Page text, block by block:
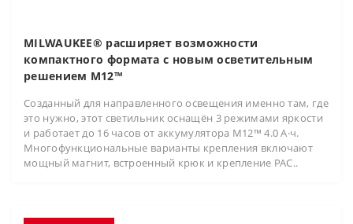
MILWAUKEE® расширяет возможности
компактного формата с новым осветительным
решением M12™
Созданный для направленного освещения именно там, где
это нужно, этот светильник оснащён 3 режимами яркости
и работает до 16 часов от аккумулятора M12™ 4.0 А·ч.
Многофункциональные варианты крепления включают
мощный магнит, встроенный крюк и крепление PAC..